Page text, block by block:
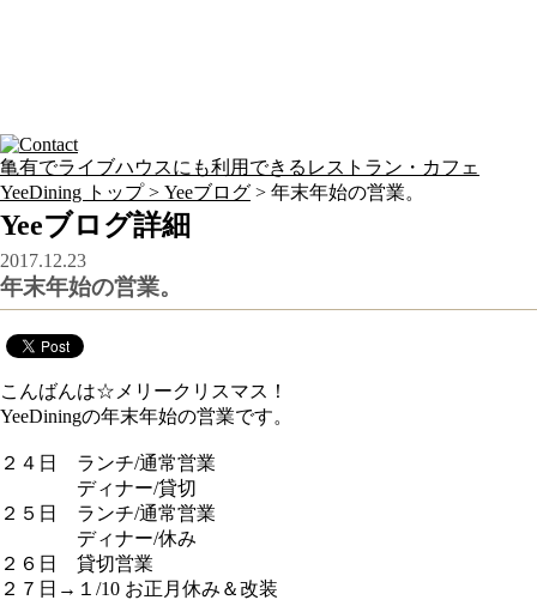
亀有でライブハウスにも利用できるレストラン・カフェ
YeeDining トップ > Yeeブログ > 年末年始の営業。
Yeeブログ詳細
2017.12.23
年末年始の営業。
こんばんは☆メリークリスマス！
YeeDiningの年末年始の営業です。
２４日 ランチ/通常営業
ディナー/貸切
２５日 ランチ/通常営業
ディナー/休み
２６日 貸切営業
２７日→１/10 お正月休み＆改装